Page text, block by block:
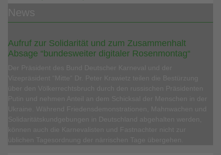
Aufruf zur Solidarität und zum Zusammenhalt
Absage “bundesweiter digitaler Rosenmontag“